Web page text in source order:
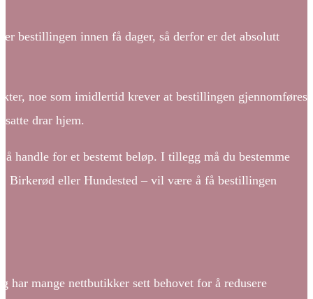
bestillingen innen få dager, så derfor er det absolutt
noe som imidlertid krever at bestillingen gjennomføres
drar hjem.
handle for et bestemt beløp. I tillegg må du bestemme
Birkerød eller Hundested – vil være å få bestillingen
mange nettbutikker sett behovet for å redusere